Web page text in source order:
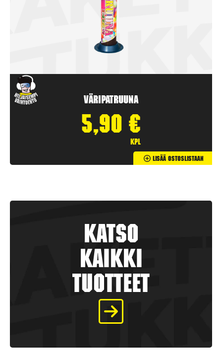
Väripatruuna
5,90 €
kpl
Lisää Ostoslistaan
Katso
kaikki
tuotteet